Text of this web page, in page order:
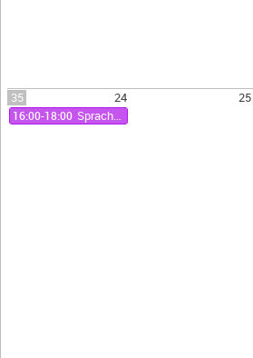
35 24 25
16:00-18:00 Sprachhistorisches Kolloquium